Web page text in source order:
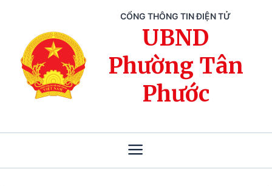
CỔNG THÔNG TIN ĐIỆN TỬ
UBND
Phường Tân
Phước